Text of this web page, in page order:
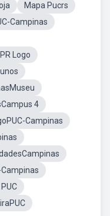
Mapa Pucrs
Campinas
Logo
4
Campinas
Campinas